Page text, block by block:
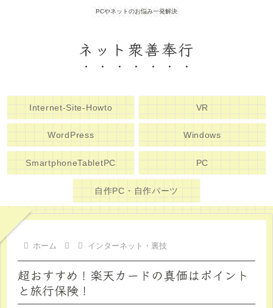
PCやネットのお悩み一発解決
ネット衆善奉行
Internet-Site-Howto VR
WordPress Windows
SmartphoneTabletPC PC
自作PC・自作パーツ
ホーム インターネット・裏技
超おすすめ！楽天カードの真価はポイント
と旅行保険！